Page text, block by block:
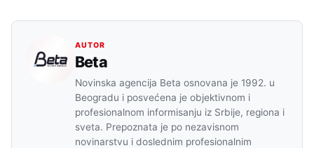
AUTOR
Beta
Novinska agencija Beta osnovana je 1992. u
Beogradu i posvećena je objektivnom i
profesionalnom informisanju iz Srbije, regiona i
sveta. Prepoznata je po nezavisnom
novinarstvu i doslednim profesionalnim